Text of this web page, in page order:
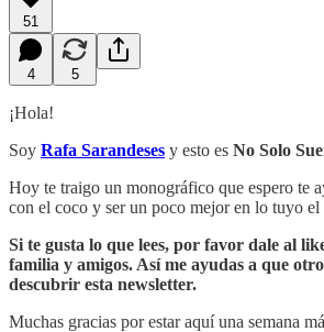
51
4 5
¡Hola!
Soy Rafa Sarandeses y esto es No Solo
Hoy te traigo un monográfico que espero te
con el coco y ser un poco mejor en lo tuyo el
Si te gusta lo que lees, por favor dale al
familia y amigos. Así me ayudas a que
descubrir esta newsletter.
Muchas gracias por estar aquí una semana